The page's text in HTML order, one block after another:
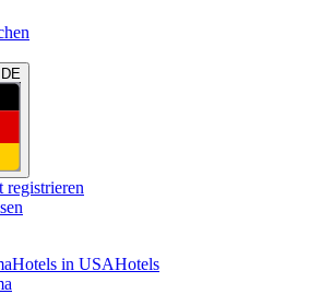
registrieren
Hotels in USAHotels